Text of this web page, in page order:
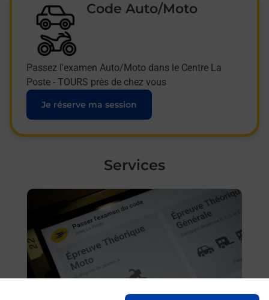
Code Auto/Moto
Passez l'examen Auto/Moto dans le Centre La
Poste - TOURS près de chez vous
Je réserve ma session
Services
En savoir plus